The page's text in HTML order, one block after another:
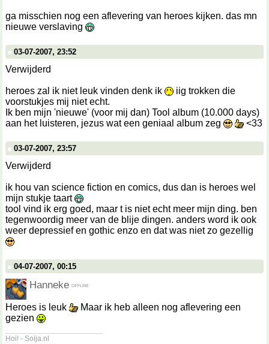
ga misschien nog een aflevering van heroes kijken. das mn
nieuwe verslaving
03-07-2007, 23:52
Verwijderd
heroes zal ik niet leuk vinden denk ik
iig trokken die
voorstukjes mij niet echt.
Ik ben mijn 'nieuwe' (voor mij dan) Tool album (10.000 days)
aan het luisteren, jezus wat een geniaal album zeg
<33
03-07-2007, 23:57
Verwijderd
ik hou van science fiction en comics, dus dan is heroes wel
mijn stukje taart
tool vind ik erg goed, maar t is niet echt meer mijn ding. ben
tegenwoordig meer van de blije dingen. anders word ik ook
weer depressief en gothic enzo en dat was niet zo gezellig
04-07-2007, 00:15
Hanneke
Heroes is leuk
Maar ik heb alleen nog aflevering een
gezien
Hoi! - Soija.nl